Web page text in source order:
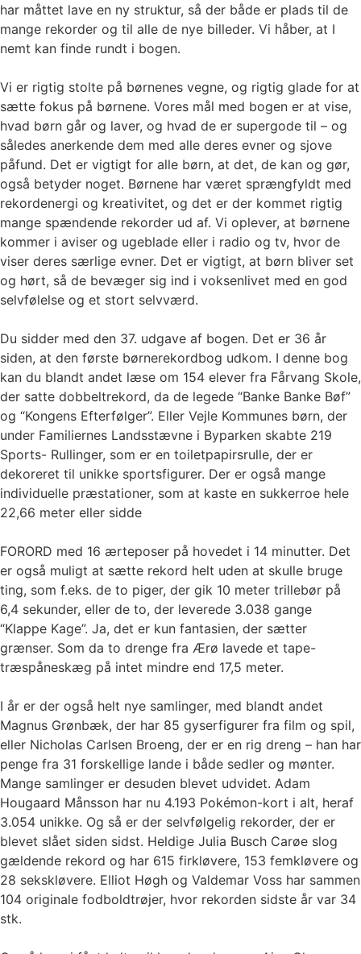
har måttet lave en ny struktur, så der både er plads til de
mange rekorder og til alle de nye billeder. Vi håber, at I
nemt kan finde rundt i bogen.
Vi er rigtig stolte på børnenes vegne, og rigtig glade for at
sætte fokus på børnene. Vores mål med bogen er at vise,
hvad børn går og laver, og hvad de er supergode til – og
således anerkende dem med alle deres evner og sjove
påfund. Det er vigtigt for alle børn, at det, de kan og gør,
også betyder noget. Børnene har været sprængfyldt med
rekordenergi og kreativitet, og det er der kommet rigtig
mange spændende rekorder ud af. Vi oplever, at børnene
kommer i aviser og ugeblade eller i radio og tv, hvor de
viser deres særlige evner. Det er vigtigt, at børn bliver set
og hørt, så de bevæger sig ind i voksenlivet med en god
selvfølelse og et stort selvværd.
Du sidder med den 37. udgave af bogen. Det er 36 år
siden, at den første børnerekordbog udkom. I denne bog
kan du blandt andet læse om 154 elever fra Fårvang Skole,
der satte dobbeltrekord, da de legede “Banke Banke Bøf”
og “Kongens Efterfølger”. Eller Vejle Kommunes børn, der
under Familiernes Landsstævne i Byparken skabte 219
Sports- Rullinger, som er en toiletpapirsrulle, der er
dekoreret til unikke sportsfigurer. Der er også mange
individuelle præstationer, som at kaste en sukkerroe hele
22,66 meter eller sidde
FORORD med 16 ærteposer på hovedet i 14 minutter. Det
er også muligt at sætte rekord helt uden at skulle bruge
ting, som f.eks. de to piger, der gik 10 meter trillebør på
6,4 sekunder, eller de to, der leverede 3.038 gange
“Klappe Kage”. Ja, det er kun fantasien, der sætter
grænser. Som da to drenge fra Ærø lavede et tape-
træspåneskæg på intet mindre end 17,5 meter.
I år er der også helt nye samlinger, med blandt andet
Magnus Grønbæk, der har 85 gyserfigurer fra film og spil,
eller Nicholas Carlsen Broeng, der er en rig dreng – han har
penge fra 31 forskellige lande i både sedler og mønter.
Mange samlinger er desuden blevet udvidet. Adam
Hougaard Månsson har nu 4.193 Pokémon-kort i alt, heraf
3.054 unikke. Og så er der selvfølgelig rekorder, der er
blevet slået siden sidst. Heldige Julia Busch Carøe slog
gældende rekord og har 615 firkløvere, 153 femkløvere og
28 sekskløvere. Elliot Høgh og Valdemar Voss har sammen
104 originale fodboldtrøjer, hvor rekorden sidste år var 34
stk.